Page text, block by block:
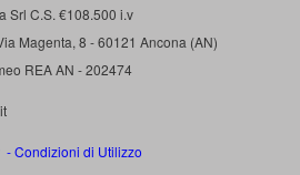
Srl C.S. €108.500 i.v
Magenta, 8 - 60121 Ancona (AN)
REA AN - 202474
-Condizioni di Utilizzo